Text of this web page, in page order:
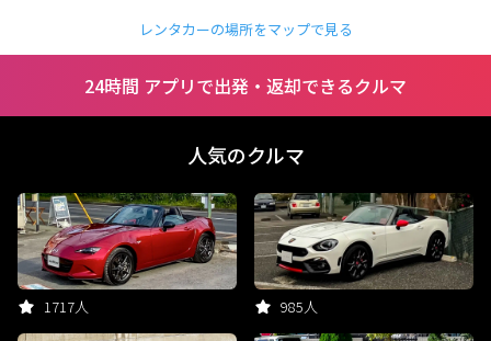
レンタカーの場所をマップで見る
24時間 アプリで出発・返却できるクルマ
人気のクルマ
1717人 985人